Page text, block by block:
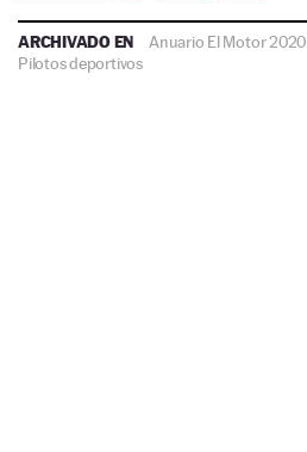
ARCHIVADO EN Anuario El Motor 2020
Pilotos deportivos